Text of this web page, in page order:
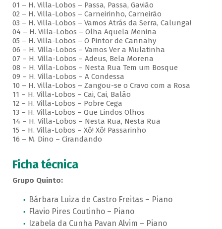
01 – H. Villa-Lobos – Passa, Passa, Gavião
02 – H. Villa-Lobos – Carneirinho, Carneirão
03 – H. Villa-Lobos – Vamos Atrás da Serra, Calunga!
04 – H. Villa-Lobos – Olha Aquela Menina
05 – H. Villa-Lobos – O Pintor de Cannahy
06 – H. Villa-Lobos – Vamos Ver a Mulatinha
07 – H. Villa-Lobos – Adeus, Bela Morena
08 – H. Villa-Lobos – Nesta Rua Tem um Bosque
09 – H. Villa-Lobos – A Condessa
10 – H. Villa-Lobos – Zangou-se o Cravo com a Rosa
11 – H. Villa-Lobos – Cai, Cai, Balão
12 – H. Villa-Lobos – Pobre Cega
13 – H. Villa-Lobos – Que Lindos Olhos
14 – H. Villa-Lobos – Nesta Rua, Nesta Rua
15 – H. Villa-Lobos – Xô! Xô! Passarinho
16 – M. Dino – Cirandando
Ficha técnica
Grupo Quinto:
Bárbara Luiza de Castro Freitas – Piano
Flavio Pires Coutinho – Piano
Izabela da Cunha Pavan Alvim – Piano